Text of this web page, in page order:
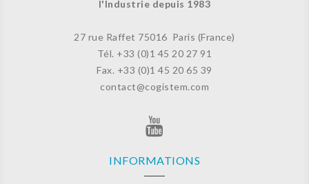
l'Industrie depuis 1983
27 rue Raffet 75016 Paris (France)
Tél. +33 (0)1 45 20 27 91
Fax. +33 (0)1 45 20 65 39
contact@cogistem.com
INFORMATIONS